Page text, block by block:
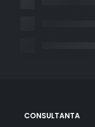
CONSULTANTA